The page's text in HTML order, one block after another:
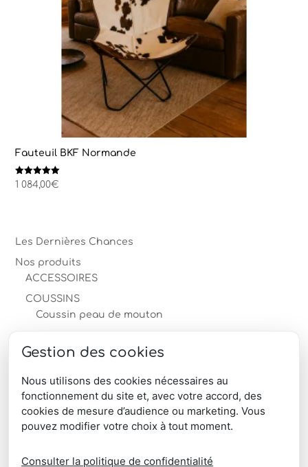
Fauteuil BKF Normande
Note
1 084,00€
Les Dernières Chances
Nos produits
ACCESSOIRES
COUSSINS
Coussin peau de mouton
MOBILIER en peau
PEAUX
TAPIS
produits-professionnels
Télécharger le catalogue produits
Gestion des cookies
Nous utilisons des cookies nécessaires au
fonctionnement du site et, avec votre accord, des
cookies de mesure d’audience ou marketing. Vous
pouvez modifier votre choix à tout moment.
Consulter la politique de confidentialité